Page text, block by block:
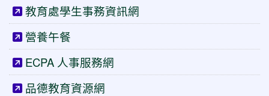
教育處學生事務資訊網
營養午餐
ECPA 人事服務網
品德教育資源網